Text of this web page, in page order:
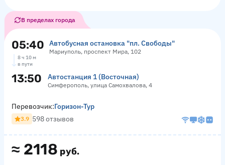
В пределах города
05:40 Автобусная остановка "пл. Свободы"
Мариуполь, проспект Мира, 102
8 ч 10 м
в пути
13:50 Автостанция 1 (Восточная)
Симферополь, улица Самохвалова, 4
≈ 2118 руб.
Перевозчик:Горизон-Тур
3.9 598 отзывов